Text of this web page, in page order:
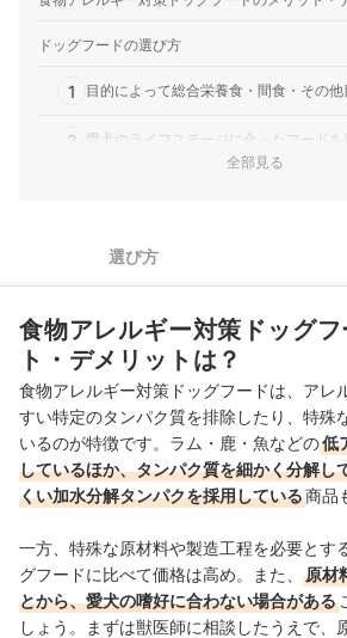
ヴィレア・アダルト
オーストラリア産素材使用。総合栄養
ッシュ グレヴィレア・アダルト」は
す。グレインフリーかつ牛肉など他の
ギーを持つ犬に配慮し、オーストラ
食事療法が必要な心臓病の犬向けの療
す。高消化性の鹿肉やDHA・EPA豊富
し、心臓病の犬に配慮してナトリウム
制限されています…
ドッグフードの選び方
1 目的によって総合栄養食・間食・その
2 愛犬のライフステージに合ったフードを
食物アレルギー対策ドッグフード全28商品おす
売れ筋の人気食物アレルギー対策ドッグフード
食物アレルギー対策ドッグフードの売れ筋ラン
全部見る
選び方
食物アレルギー対策ドッグ
ト・デメリットは？
食物アレルギー対策ドッグフードは、アレ
すい特定のタンパク質を排除したり、特殊
いるのが特徴です。ラム・鹿・魚などの低
しているほか、タンパク質を細かく分解し
くい加水分解タンパクを採用している商品
一方、特殊な原材料や製造工程を必要とす
グフードに比べて価格は高め。また、
原材
とから、愛犬の嗜好に合わない場合がある
しょう。まずは獣医師に相談したうえで、